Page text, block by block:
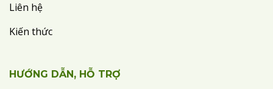
Liên hệ
Kiến thức
HƯỚNG DẪN, HỖ TRỢ